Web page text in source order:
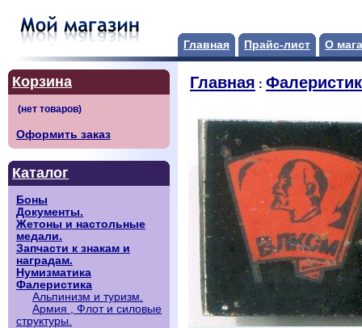
Главная Прайс-лист О
Корзина
Оформить заказ
Каталог
Боны
Документы.
Жетоны и настольные
медали.
Запчасти к знакам и
наградам.
Нумизматика
Фалеристика
Альпинизм и туризм.
Армия , Флот и силовые
структуры.
Главная :